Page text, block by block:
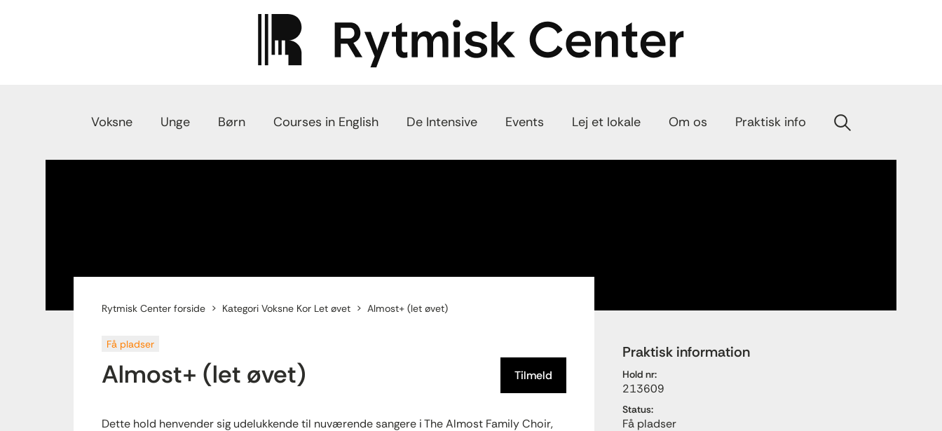
Voksne Unge Børn Courses in English De Intensive Events Lej et lokale Om os Praktisk info
Rytmisk Center forside Kategori Voksne Kor Let øvet Almost+ (let øvet)
Få pladser
Almost+ (let øvet) Tilmeld
Dette hold henvender sig udelukkende til nuværende sangere i The Almost Family Choir,
Praktisk information
Hold nr:
213609
Status:
Få pladser